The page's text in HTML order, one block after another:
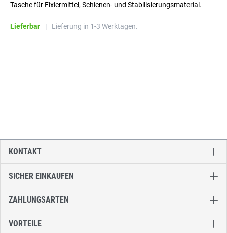
Tasche für Fixiermittel, Schienen- und Stabilisierungsmaterial.
Lieferbar | Lieferung in 1-3 Werktagen.
SICHER EINKAUFEN
ZAHLUNGSARTEN
VORTEILE
KONTAKT